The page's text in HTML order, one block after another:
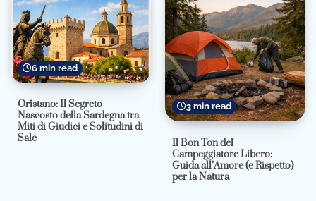
6 min read
Oristano: Il Segreto
Nascosto della Sardegna tra
Miti di Giudici e Solitudini di
Sale
3 min read
Il Bon Ton del
Campeggiatore Libero:
Guida all’Amore (e Rispetto)
per la Natura